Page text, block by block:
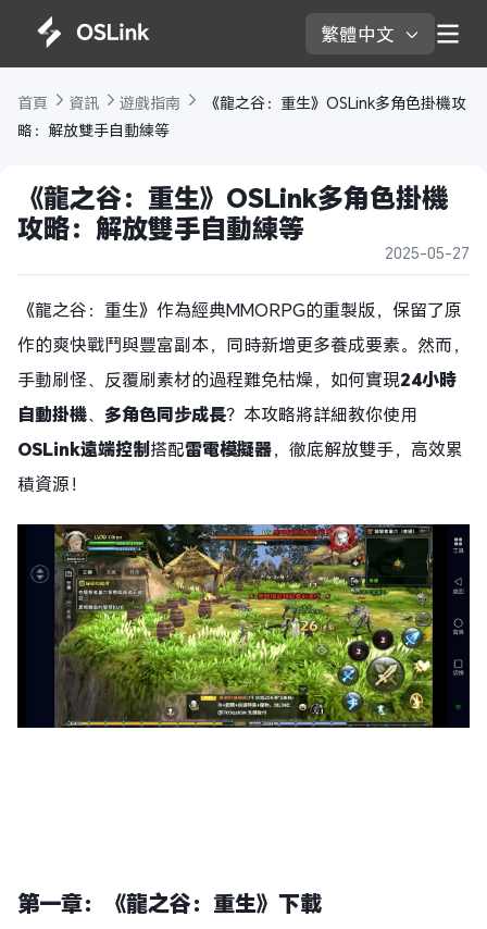
繁體中文
首頁 資訊 遊戲指南
《龍之谷：重生》OSLink多角色掛機攻
略：解放雙手自動練等
《龍之谷：重生》OSLink多角色掛機
攻略：解放雙手自動練等
2025-05-27
《龍之谷：重生》作為經典MMORPG的重製版，保留了原
作的爽快戰鬥與豐富副本，同時新增更多養成要素。然而，
手動刷怪、反覆刷素材的過程難免枯燥，如何實現24小時
自動掛機、 多角色同步成長？本攻略將詳細教你使用
OSLink遠端控制搭配雷電模擬器，徹底解放雙手，高效累
積資源！
第一章：《龍之谷：重生》下載